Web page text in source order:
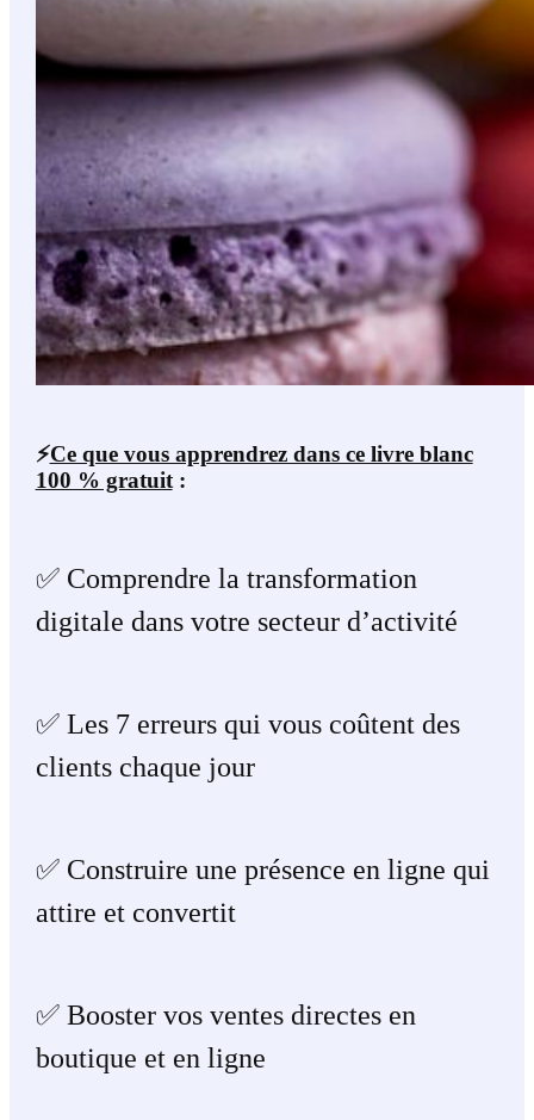
⚡️Ce que vous apprendrez dans ce livre blanc
100 % gratuit:
✅ Comprendre la transformation
digitale dans votre secteur d’activité
✅ Les 7 erreurs qui vous coûtent des
clients chaque jour
✅ Construire une présence en ligne qui
attire et convertit
✅ Booster vos ventes directes en
boutique et en ligne